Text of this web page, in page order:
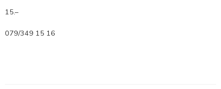
15.–
079/349 15 16